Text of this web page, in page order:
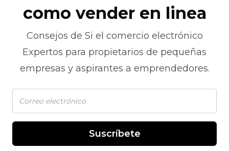
como vender en linea
Consejos de Si el comercio electrónico
Expertos para propietarios de pequeñas
empresas y aspirantes a emprendedores.
Suscríbete